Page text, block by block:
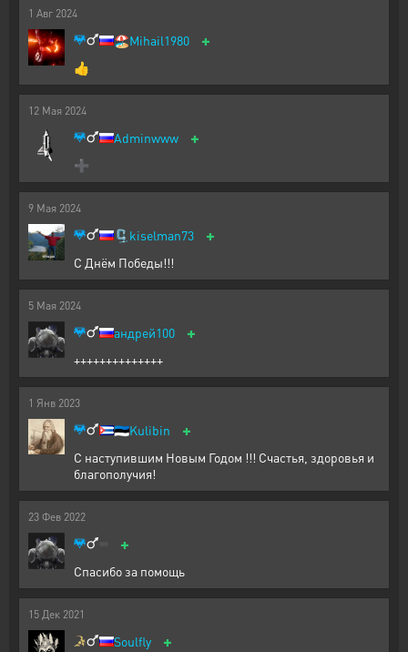
1 Авг 2024
🏖️Mihail1980 +
👍
12 Мая 2024
Adminwww +
➕
9 Мая 2024
🗜️ kiselman73 +
С Днём Победы!!!
5 Мая 2024
андрей100 +
++++++++++++++
1 Янв 2023
🇪🇪Kulibin +
С наступившим Новым Годом !!! Счастья, здоровья и
благополучия!
23 Фев 2022
+
Спасибо за помощь
15 Дек 2021
Soulfly +